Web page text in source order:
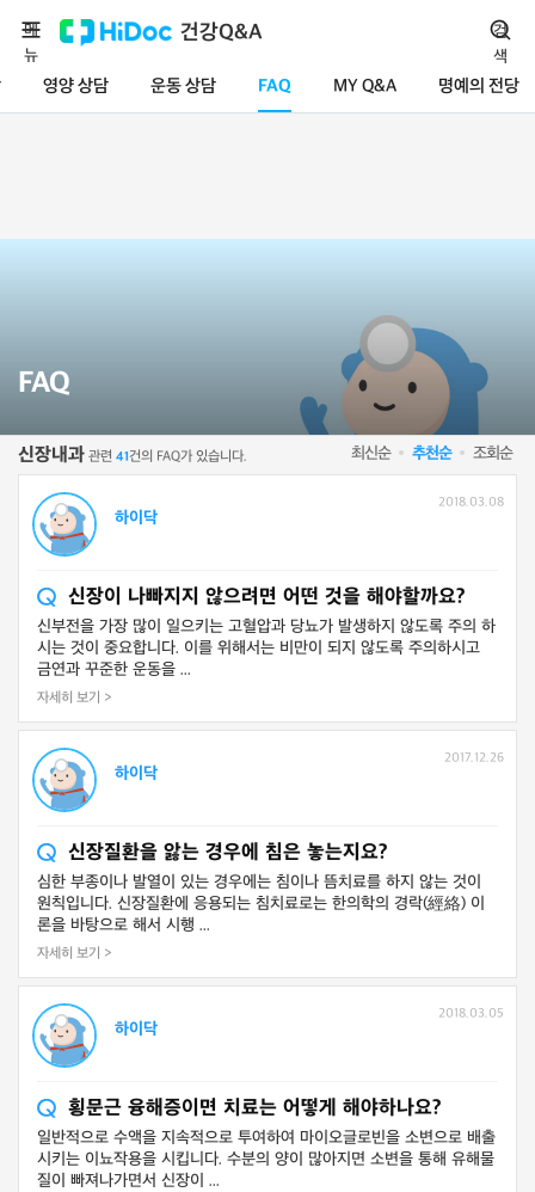
건강Q&A
영양 상담 운동 상담 FAQ MY Q&A 명예의 전당
메
뉴
검
색
FAQ
신장내과 관련 41건의 FAQ가 있습니다. 최신순 추천순 조회순
하이닥
2018.03.08
신장이 나빠지지 않으려면 어떤 것을 해야할까요?
신부전을 가장 많이 일으키는 고혈압과 당뇨가 발생하지 않도록 주의 하
시는 것이 중요합니다. 이를 위해서는 비만이 되지 않도록 주의하시고
금연과 꾸준한 운동을 ...
자세히 보기 >
하이닥
2017.12.26
신장질환을 앓는 경우에 침은 놓는지요?
심한 부종이나 발열이 있는 경우에는 침이나 뜸치료를 하지 않는 것이
원칙입니다. 신장질환에 응용되는 침치료로는 한의학의 경락(經絡) 이
론을 바탕으로 해서 시행 ...
자세히 보기 >
하이닥
2018.03.05
횡문근 융해증이면 치료는 어떻게 해야하나요?
일반적으로 수액을 지속적으로 투여하여 마이오글로빈을 소변으로 배출
시키는 이뇨작용을 시킵니다. 수분의 양이 많아지면 소변을 통해 유해물
질이 빠져나가면서 신장이 ...